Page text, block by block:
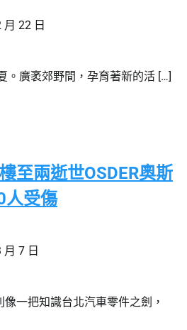
22 日
。廣袤郊野間，孕育著新的活 […]
至兩逝世OSDER奧斯
人受傷
7 日
一把知識台北汽車零件之劍，